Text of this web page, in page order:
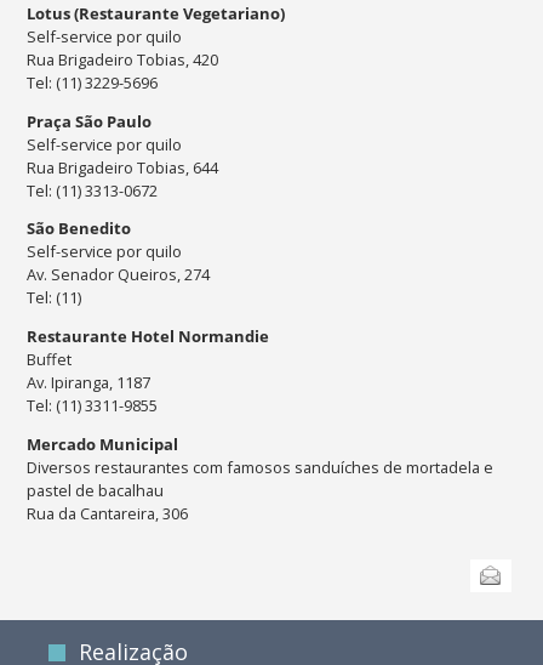
Lotus (Restaurante Vegetariano)
Self-service por quilo
Rua Brigadeiro Tobias, 420
Tel: (11) 3229-5696
Praça São Paulo
Self-service por quilo
Rua Brigadeiro Tobias, 644
Tel: (11) 3313-0672
São Benedito
Self-service por quilo
Av. Senador Queiros, 274
Tel: (11)
Restaurante Hotel Normandie
Buffet
Av. Ipiranga, 1187
Tel: (11) 3311-9855
Mercado Municipal
Diversos restaurantes com famosos sanduíches de mortadela e
pastel de bacalhau
Rua da Cantareira, 306
Realização